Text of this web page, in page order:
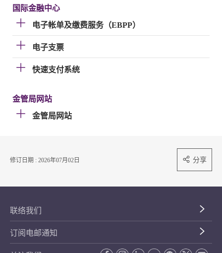
国际金融中心
电子帐单及缴费服务（EBPP）
电子支票
快速支付系统
金管局网站
金管局网站
修订日期 : 2026年07月02日 分享
联络我们
订阅电邮通知